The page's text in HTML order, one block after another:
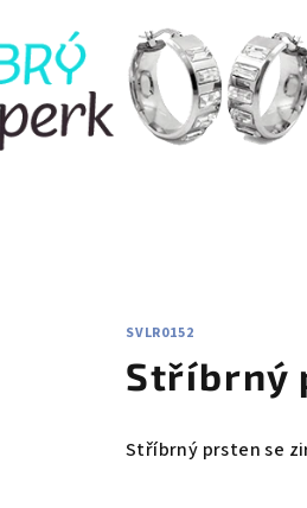
SVLR0152
Stříbrný
Stříbrný prsten se